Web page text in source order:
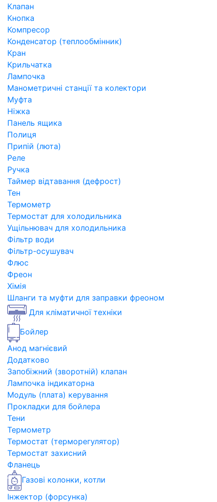
Клапан
Кнопка
Компресор
Конденсатор (теплообмінник)
Кран
Крильчатка
Лампочка
Манометричні станції та колектори
Муфта
Ніжка
Панель ящика
Полиця
Припій (люта)
Реле
Ручка
Таймер відтавання (дефрост)
Тен
Термометр
Термостат для холодильника
Ущільнювач для холодильника
Фільтр води
Фільтр-осушувач
Флюс
Фреон
Хімія
Шланги та муфти для заправки фреоном
Для кліматичної техніки
Бойлер
Анод магнієвий
Додатково
Запобіжний (зворотній) клапан
Лампочка індикаторна
Модуль (плата) керування
Прокладки для бойлера
Тени
Термометр
Термостат (терморегулятор)
Термостат захисний
Фланець
Газові колонки, котли
Інжектор (форсунка)